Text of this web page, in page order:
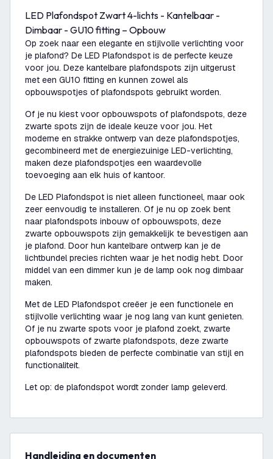
LED Plafondspot Zwart 4-lichts - Kantelbaar -
Dimbaar - GU10 fitting – Opbouw
Op zoek naar een elegante en stijlvolle verlichting voor
je plafond? De LED Plafondspot is de perfecte keuze
voor jou. Deze kantelbare plafondspots zijn uitgerust
met een GU10 fitting en kunnen zowel als
opbouwspotjes of plafondspots gebruikt worden.
Of je nu kiest voor opbouwspots of plafondspots, deze
zwarte spots zijn de ideale keuze voor jou. Het
moderne en strakke ontwerp van deze plafondspotjes,
gecombineerd met de energiezuinige LED-verlichting,
maken deze plafondspotjes een waardevolle
toevoeging aan elk huis of kantoor.
De LED Plafondspot is niet alleen functioneel, maar ook
zeer eenvoudig te installeren. Of je nu op zoek bent
naar plafondspots inbouw of opbouwspots, deze
zwarte opbouwspots zijn gemakkelijk te bevestigen aan
je plafond. Door hun kantelbare ontwerp kan je de
lichtbundel precies richten waar je het nodig hebt. Door
middel van een dimmer kun je de lamp ook nog dimbaar
maken.
Met de LED Plafondspot creëer je een functionele en
stijlvolle verlichting waar je nog lang van kunt genieten.
Of je nu zwarte spots voor je plafond zoekt, zwarte
opbouwspots of zwarte plafondspots, deze zwarte
plafondspots bieden de perfecte combinatie van stijl en
functionaliteit.
Let op: de plafondspot wordt zonder lamp geleverd.
Handleiding en documenten